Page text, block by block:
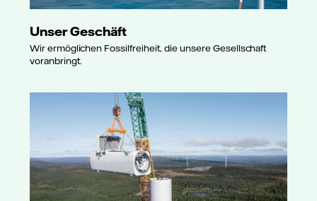
Unser Geschäft
Wir ermöglichen Fossilfreiheit, die unsere Gesellschaft
voranbringt.